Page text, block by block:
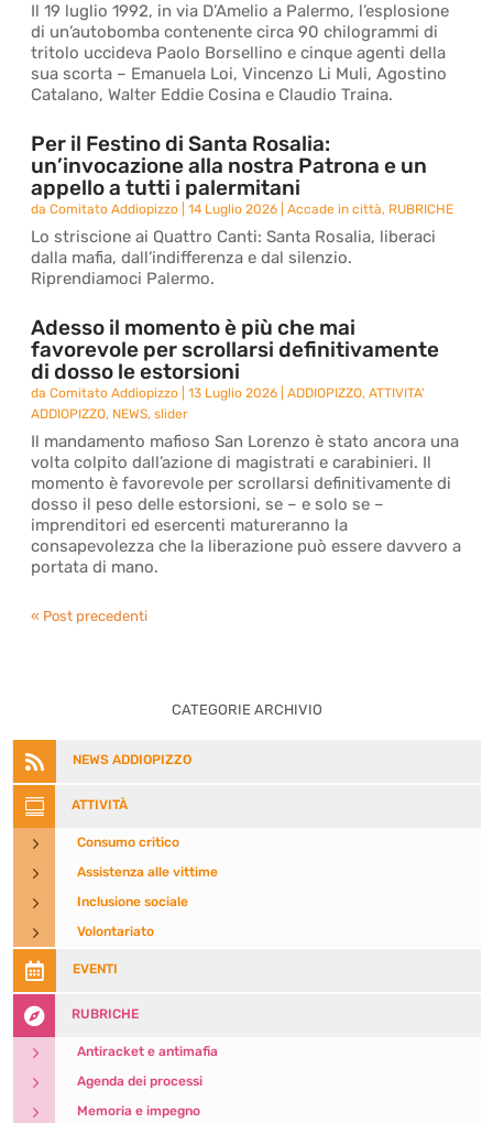
Il 19 luglio 1992, in via D’Amelio a Palermo, l’esplosione
di un’autobomba contenente circa 90 chilogrammi di
tritolo uccideva Paolo Borsellino e cinque agenti della
sua scorta – Emanuela Loi, Vincenzo Li Muli, Agostino
Catalano, Walter Eddie Cosina e Claudio Traina.
Per il Festino di Santa Rosalia:
un’invocazione alla nostra Patrona e un
appello a tutti i palermitani
daComitato Addiopizzo |14 Luglio 2026 |Accade in città, RUBRICHE
Lo striscione ai Quattro Canti: Santa Rosalia, liberaci
dalla mafia, dall’indifferenza e dal silenzio.
Riprendiamoci Palermo.
Adesso il momento è più che mai
favorevole per scrollarsi definitivamente
di dosso le estorsioni
daComitato Addiopizzo |13 Luglio 2026 |ADDIOPIZZO,ATTIVITA'
ADDIOPIZZO, NEWS,slider
Il mandamento mafioso San Lorenzo è stato ancora una
volta colpito dall’azione di magistrati e carabinieri. Il
momento è favorevole per scrollarsi definitivamente di
dosso il peso delle estorsioni, se – e solo se –
imprenditori ed esercenti matureranno la
consapevolezza che la liberazione può essere davvero a
portata di mano.
« Post precedenti
CATEGORIE ARCHIVIO
 NEWS ADDIOPIZZO
 ATTIVITÀ
5 Consumo critico
5 Assistenza alle vittime
5 Inclusione sociale
5 Volontariato
 EVENTI
 RUBRICHE
5 Antiracket e antimafia
5 Agenda dei processi
5 Memoria e impegno